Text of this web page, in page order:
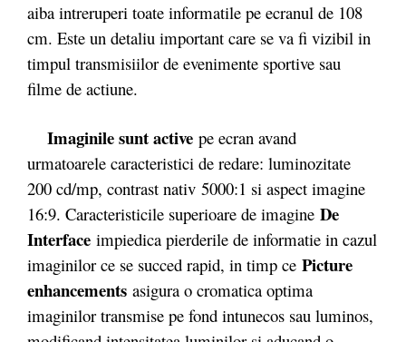
aiba intreruperi toate informatile pe ecranul de 108
cm. Este un detaliu important care se va fi vizibil in
timpul transmisiilor de evenimente sportive sau
filme de actiune.
Imaginile sunt active pe ecran avand
urmatoarele caracteristici de redare: luminozitate
200 cd/mp, contrast nativ 5000:1 si aspect imagine
16:9. Caracteristicile superioare de imagine De
Interface impiedica pierderile de informatie in cazul
imaginilor ce se succed rapid, in timp ce Picture
enhancements asigura o cromatica optima
imaginilor transmise pe fond intunecos sau luminos,